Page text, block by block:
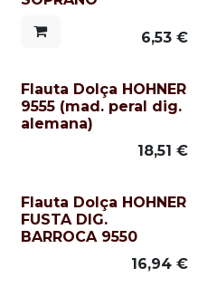
6,53€
Flauta Dolça HOHNER
9555 (mad. peral dig.
alemana)
18,51 €
Flauta Dolça HOHNER
FUSTA DIG.
BARROCA 9550
16,94€